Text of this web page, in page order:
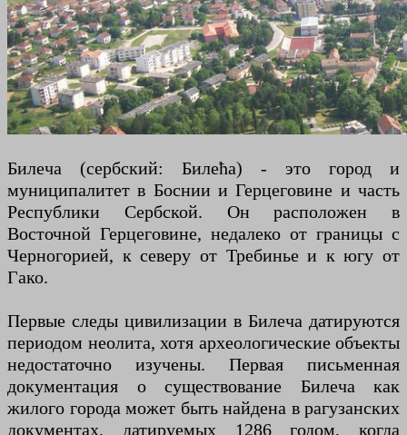
Билеча (сербский: Билећа) - это город и
муниципалитет в Боснии и Герцеговине и часть
Республики Сербской. Он расположен в
Восточной Герцеговине, недалеко от границы с
Черногорией, к северу от Требинье и к югу от
Гако.
Первые следы цивилизации в Билеча датируются
периодом неолита, хотя археологические объекты
недостаточно изучены. Первая письменная
документация о существование Билеча как
жилого города может быть найдена в рагузанских
документах, датируемых 1286 годом, когда